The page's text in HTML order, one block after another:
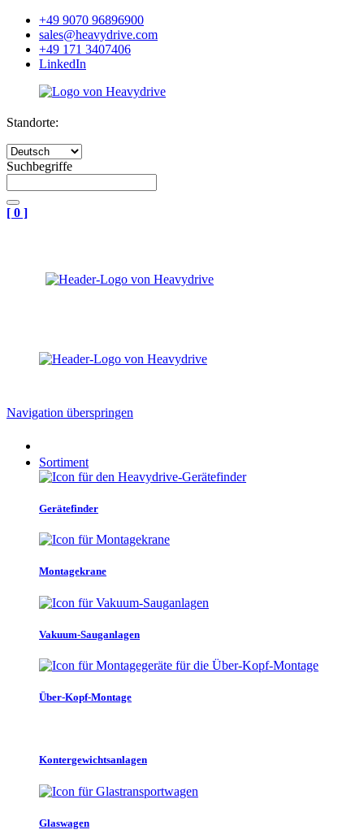
+49 9070 96896900
sales@heavydrive.com
+49 171 3407406
LinkedIn
Standorte:
Suchbegriffe
[ 0 ]
Navigation überspringen
Sortiment
Gerätefinder
Montagekrane
Vakuum-Sauganlagen
Über-Kopf-Montage
Kontergewichtsanlagen
Glaswagen